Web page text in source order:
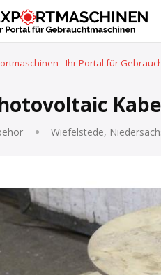
- Ihr Portal für
Wiefelstede,